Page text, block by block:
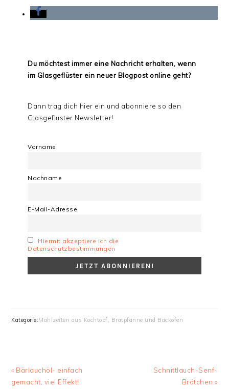
Du möchtest immer eine Nachricht erhalten, wenn
im Glasgeflüster ein neuer Blogpost online geht?
Dann trag dich hier ein und abonniere so den
Glasgeflüster Newsletter!
Vorname
Nachname
E-Mail-Adresse
Hiermit akzeptiere ich die
Datenschutzbestimmungen
Kategorie:Mahlzeiten aus Kochtopf, Bratpfanne und Backofen
Vorheriger
Beitrag:
« Bärlauchöl- einfach
gemacht, viel Effekt!
Nächster
Schnittlauch-Senf-
Brötchen »